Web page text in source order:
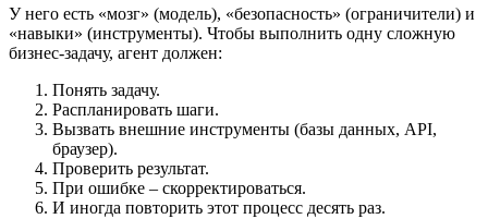
У него есть «мозг» (модель), «безопасность» (ограничители) и
«навыки» (инструменты). Чтобы выполнить одну сложную
бизнес-задачу, агент должен:
Понять задачу.
Распланировать шаги.
Вызвать внешние инструменты (базы данных, API,
браузер).
Проверить результат.
При ошибке – скорректироваться.
И иногда повторить этот процесс десять раз.